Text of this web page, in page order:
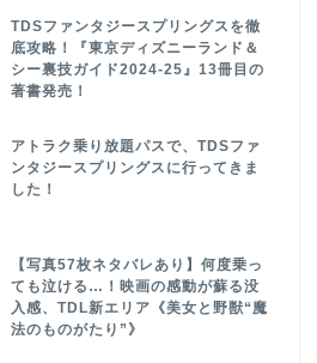
TDSファンタジースプリングスを徹
底攻略！『東京ディズニーランド＆
シー裏技ガイド2024-25』13冊目の
著書発売！
アトラク乗り放題パスで、TDSファ
ンタジースプリングスに行ってきま
した！
【写真57枚ネタバレあり】何度乗っ
ても泣ける…！映画の感動が蘇る没
入感、TDL新エリア《美女と野獣“魔
法のものがたり”》